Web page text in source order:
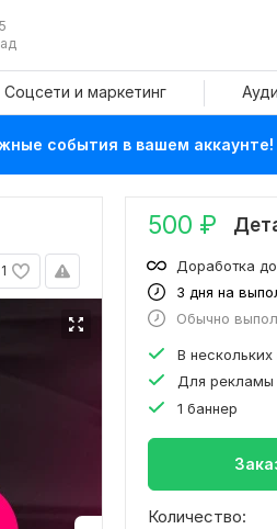
Соцсети и маркетинг
события в вашем аккаунте!
1
500 ₽
3 дня на
Доработка
Обычно
В нескольких
Для рекламы
1 баннер
Количество: